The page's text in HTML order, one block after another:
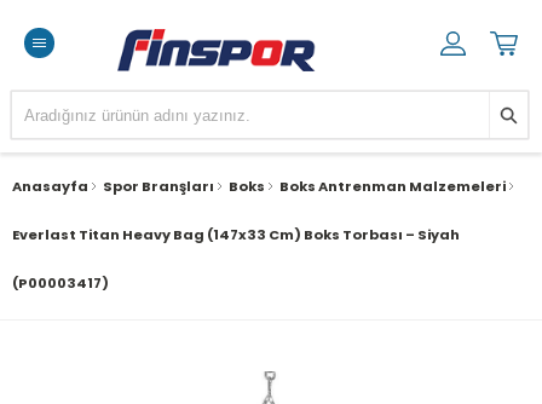
Anasayfa Spor Branşları Boks Boks Antrenman Malzemeleri
Everlast Titan Heavy Bag (147x33 Cm) Boks Torbası – Siyah
(P00003417)